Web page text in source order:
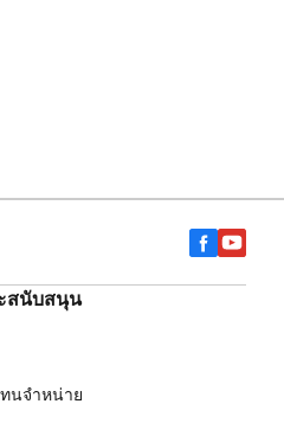
สนับสนุน
นจำหน่าย